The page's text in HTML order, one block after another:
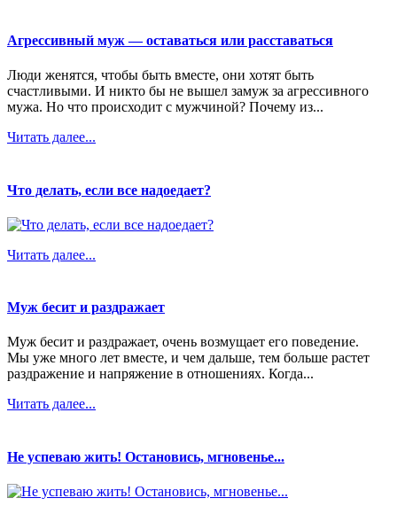
Агрессивный муж — оставаться или расставаться
Люди женятся, чтобы быть вместе, они хотят быть
счастливыми. И никто бы не вышел замуж за агрессивного
мужа. Но что происходит с мужчиной? Почему из...
Читать далее...
Что делать, если все надоедает?
Читать далее...
Муж бесит и раздражает
Муж бесит и раздражает, очень возмущает его поведение.
Мы уже много лет вместе, и чем дальше, тем больше растет
раздражение и напряжение в отношениях. Когда...
Читать далее...
Не успеваю жить! Остановись, мгновенье...